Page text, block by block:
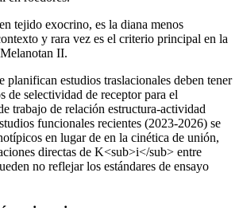
tejido exocrino, es la diana menos
y rara vez es el criterio principal en la
II.
planifican estudios traslacionales deben tener
de selectividad de receptor para el
trabajo de relación estructura-actividad
funcionales recientes (2023-2026) se
en lugar de en la cinética de unión,
directas de K<sub>i</sub> entre
no reflejar los estándares de ensayo